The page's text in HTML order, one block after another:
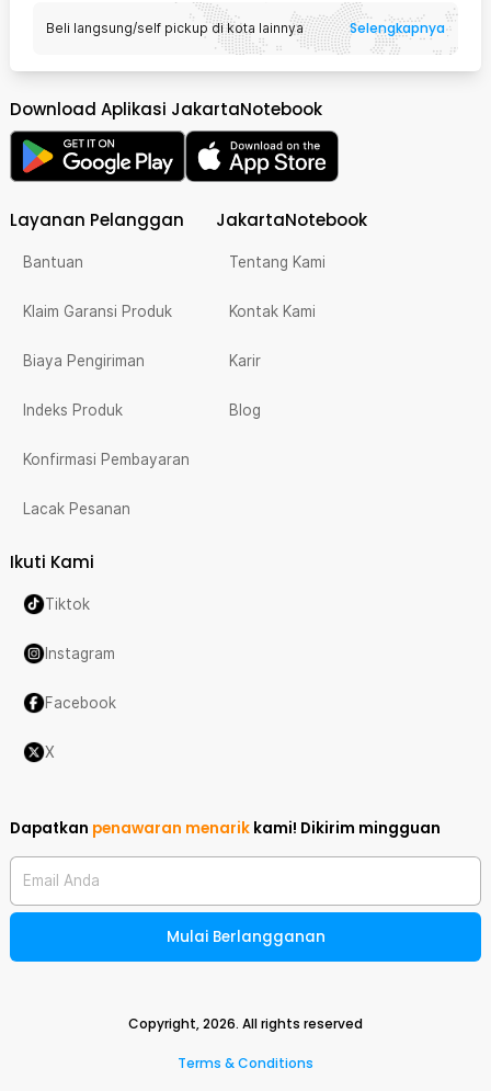
Beli langsung/self pickup di kota lainnya Selengkapnya
Download Aplikasi JakartaNotebook
Layanan Pelanggan
Bantuan
Klaim Garansi Produk
Biaya Pengiriman
Indeks Produk
Konfirmasi Pembayaran
Lacak Pesanan
JakartaNotebook
Tentang Kami
Kontak Kami
Karir
Blog
Ikuti Kami
Tiktok
Instagram
Facebook
X
Dapatkan penawaran menarik kami! Dikirim mingguan
Email Anda
Mulai Berlangganan
Copyright,2026. All rights reserved
Terms & Conditions